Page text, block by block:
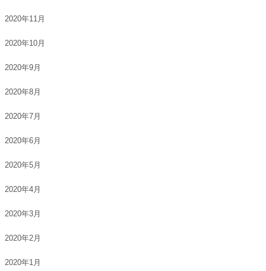
2020年11月
2020年10月
2020年9月
2020年8月
2020年7月
2020年6月
2020年5月
2020年4月
2020年3月
2020年2月
2020年1月